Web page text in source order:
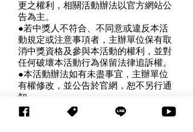
更之權利，相關活動辦法以官方網站公
告為主。
●若中獎人不符合、不同意或違反本活
動規定或注意事項者，主辦單位保有取
消中獎資格及參與本活動的權利，並對
任何破壞本活動行為保留法律追訴權。
●本活動辦法如有未盡事宜，主辦單位
有權修改，並公告於官網，恕不另行通
知。
【個人資料收集聲明及服務條款】